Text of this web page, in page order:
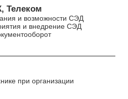
Телеком
и возможности СЭД
и внедрение СЭД
при организации